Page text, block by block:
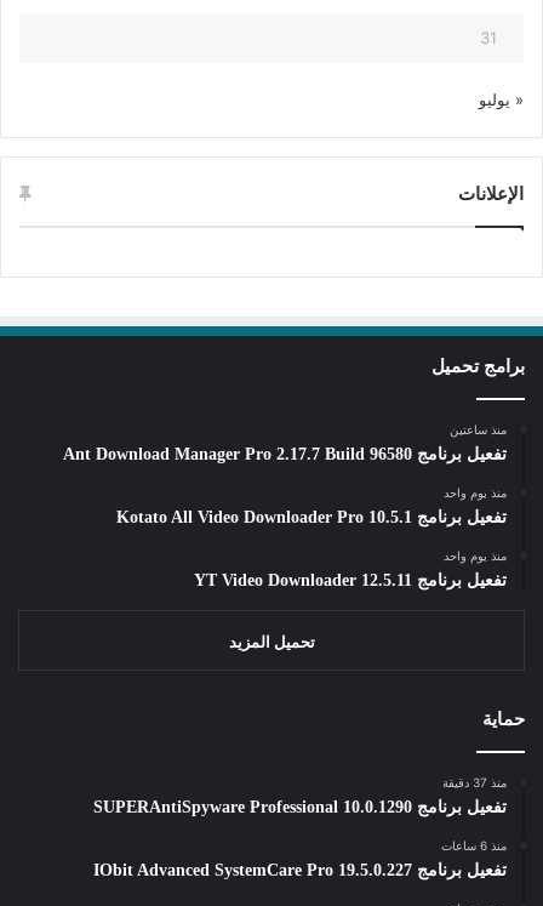
31
« يوليو
الإعلانات
برامج تحميل
منذ ساعتين
تفعيل برنامج Ant Download Manager Pro 2.17.7 Build 96580
منذ يوم واحد
تفعيل برنامج Kotato All Video Downloader Pro 10.5.1
منذ يوم واحد
تفعيل برنامج YT Video Downloader 12.5.11
تحميل المزيد
حماية
منذ 37 دقيقة
تفعيل برنامج SUPERAntiSpyware Professional 10.0.1290
منذ 6 ساعات
تفعيل برنامج IObit Advanced SystemCare Pro 19.5.0.227